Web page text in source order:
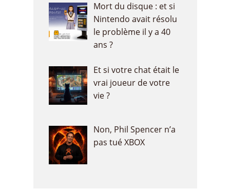
Mort du disque : et si
Nintendo avait résolu
le problème il y a 40
ans ?
Et si votre chat était le
vrai joueur de votre
vie ?
Non, Phil Spencer n’a
pas tué XBOX